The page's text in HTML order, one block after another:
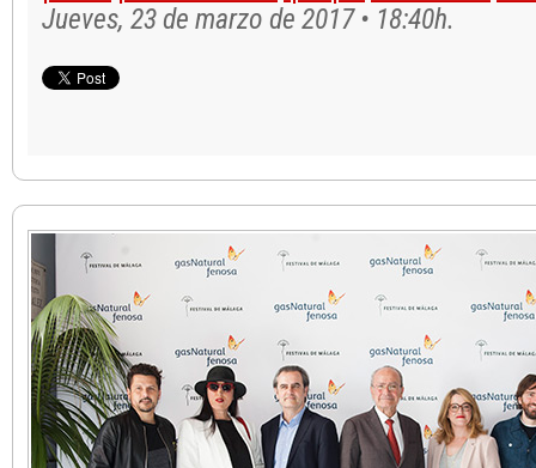
Jueves, 23 de marzo de 2017 • 18:40h.